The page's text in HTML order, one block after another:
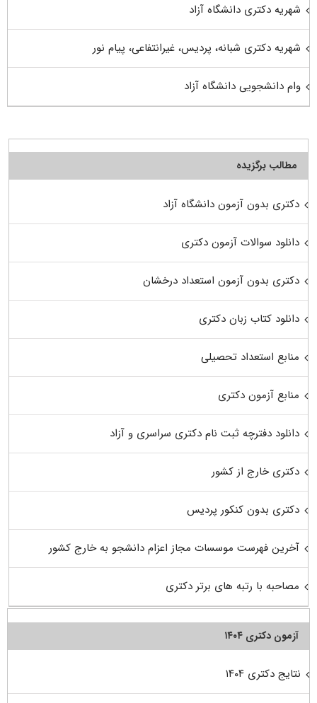
شهریه دکتری دانشگاه آزاد
شهریه دکتری شبانه، پردیس، غیرانتفاعی، پیام نور
وام دانشجویی دانشگاه آزاد
مطالب برگزیده
دکتری بدون آزمون دانشگاه آزاد
دانلود سوالات آزمون دکتری
دکتری بدون آزمون استعداد درخشان
دانلود کتاب زبان دکتری
منابع استعداد تحصیلی
منابع آزمون دکتری
دانلود دفترچه ثبت نام دکتری سراسری و آزاد
دکتری خارج از کشور
دکتری بدون کنکور پردیس
آخرین فهرست موسسات مجاز اعزام دانشجو به خارج کشور
مصاحبه با رتبه های برتر دکتری
آزمون دکتری ۱۴۰۴
نتایج دکتری ۱۴۰۴